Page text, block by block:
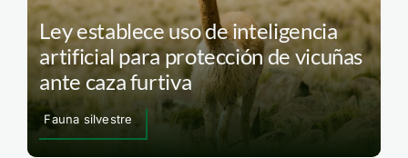
Ley establece uso de inteligencia
artificial para protección de vicuñas
ante caza furtiva
Fauna silvestre